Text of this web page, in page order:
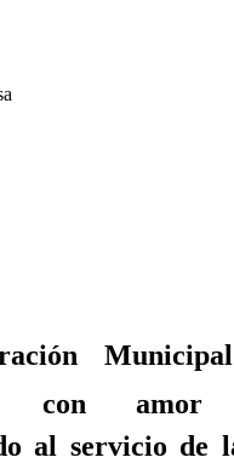
con amor
al servicio de